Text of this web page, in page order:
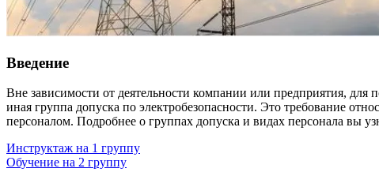
Введение
Вне зависимости от деятельности компании или предприятия,
иная группа допуска по электробезопасности. Это требование
персоналом. Подробнее о группах допуска и видах персонала вы
Инструктаж на 1 группу
Обучение на 2 группу